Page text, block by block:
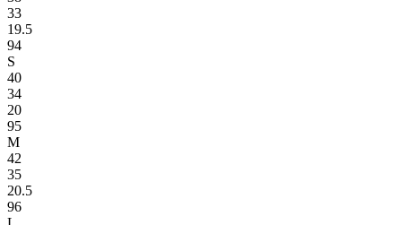
33
19.5
94
S
40
34
20
95
M
42
35
20.5
96